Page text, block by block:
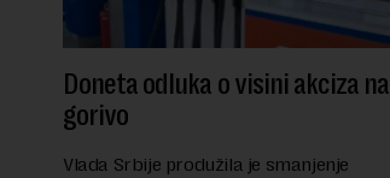
Doneta odluka o visini akciza na
gorivo
Vlada Srbije produžila je smanjenje